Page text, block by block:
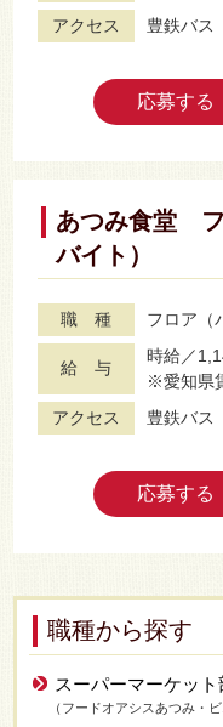
アクセス
豊鉄バ
応募する
あつみ食堂
バイト）
職 種 フロア（
給 与
時給／
※愛知県
アクセス
豊鉄バ
応募する
職種から探す
スーパーマーケット
（フードオアシスあつみ・ビ